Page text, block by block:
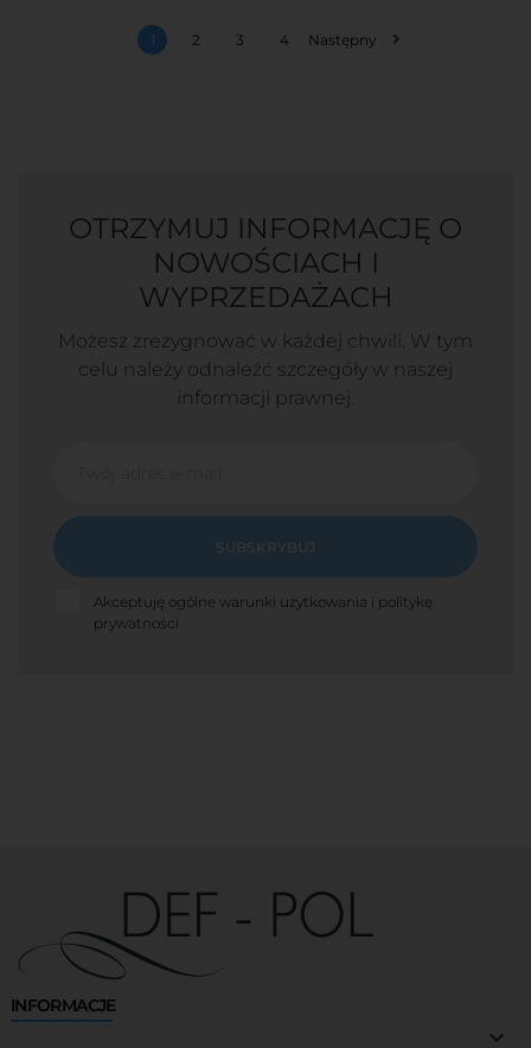
1 2 3 4 Następny 
OTRZYMUJ INFORMACJĘ O
NOWOŚCIACH I
WYPRZEDAŻACH
Możesz zrezygnować w każdej chwili. W tym
celu należy odnaleźć szczegóły w naszej
informacji prawnej.
SUBSKRYBUJ
Akceptuję ogólne warunki użytkowania i politykę
prywatności
INFORMACJE
